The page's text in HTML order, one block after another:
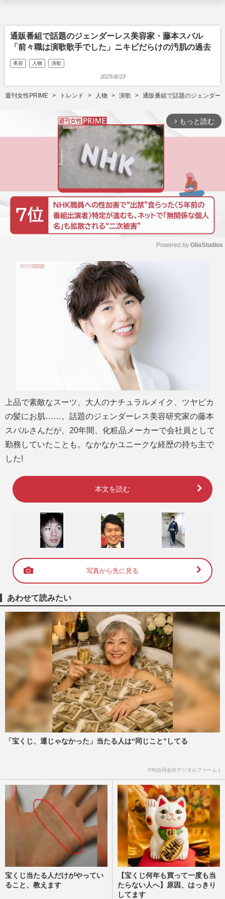
通販番組で話題のジェンダーレス美容家・藤本スバル
「前々職は演歌歌手でした」ニキビだらけの汚肌の過去
美容 人物 演歌
2025/8/23
週刊女性PRIME トレンド 人物 演歌 通販番組で話題のジェンダー
arrow_forward_ios もっと読む
Powered by GliaStudios
上品で素敵なスーツ、大人のナチュラルメイク、ツヤピカ
の髪にお肌……。話題のジェンダーレス美容研究家の藤本
スバルさんだが、20年間、化粧品メーカーで会社員として
勤務していたことも。なかなかユニークな経歴の持ち主で
した!
本文を読む
写真から先に見る
あわせて読みたい
「宝くじ、運じゃなかった」当たる人は“同じこと”してる
PR(合同会社デジタルファーム )
宝くじ当たる人だけがやってい
ること、教えます
【宝くじ何年も買って一度も当
たらない人へ】原因、はっきり
してます